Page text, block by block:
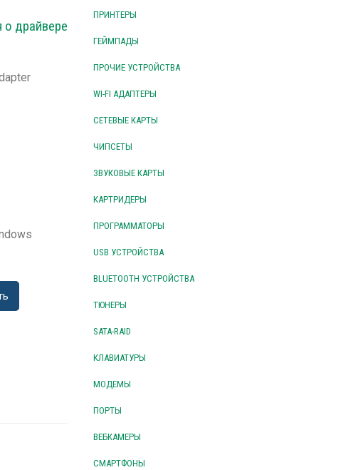
драйвере
ПРИНТЕРЫ
ГЕЙМПАДЫ
ПРОЧИЕ УСТРОЙСТВА
WI-FI АДАПТЕРЫ
СЕТЕВЫЕ КАРТЫ
ЧИПСЕТЫ
ЗВУКОВЫЕ КАРТЫ
КАРТРИДЕРЫ
ПРОГРАММАТОРЫ
USB УСТРОЙСТВА
BLUETOOTH УСТРОЙСТВА
ТЮНЕРЫ
SATA-RAID
КЛАВИАТУРЫ
МОДЕМЫ
ПОРТЫ
ВЕБКАМЕРЫ
СМАРТФОНЫ